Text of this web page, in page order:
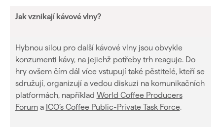
Jak vznikají kávové vlny?
Hybnou silou pro další kávové vlny jsou obvykle
konzumenti kávy, na jejichž potřeby trh reaguje. Do
hry ovšem čím dál více vstupují také pěstitelé, kteří se
sdružují, organizují a vedou diskuzi na komunikačních
platformách, například World Coffee Producers
Foruma ICO’s Coffee Public-Private Task Force.